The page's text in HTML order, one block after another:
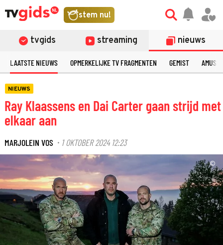
stem nu!
tvgids streaming nieuws
LAATSTE NIEUWS OPMERKELIJKE TV FRAGMENTEN GEMIST
NIEUWS
Ray Klaassens en Dai Carter gaan strijd met
elkaar aan
MARJOLEIN VOS · 1 OKTOBER 2024 12:23
©